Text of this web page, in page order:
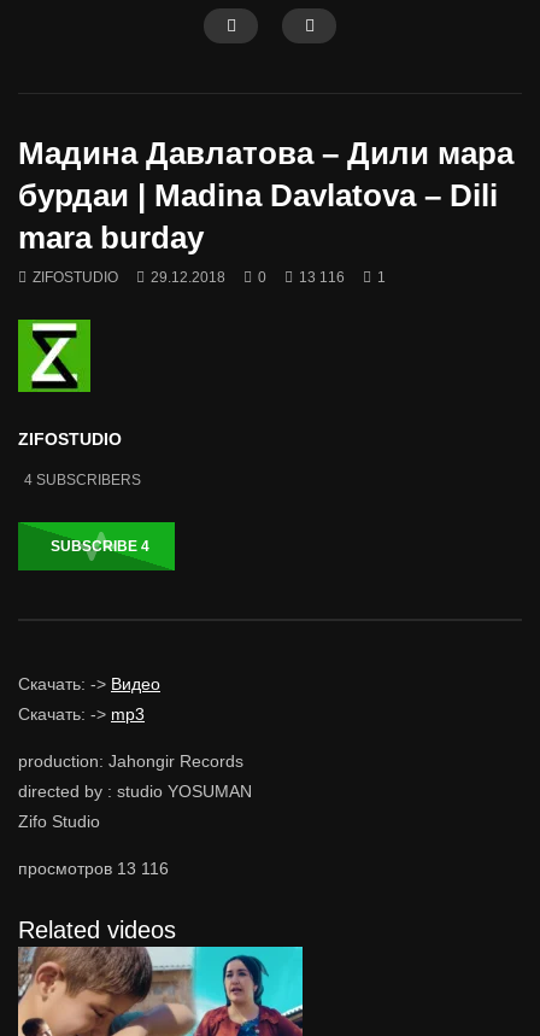
Мадина Давлатова – Дили мара
бурдаи | Madina Davlatova – Dili
mara burday
ZIFOSTUDIO 29.12.2018 0 13 116 1
ZIFOSTUDIO
4 SUBSCRIBERS
SUBSCRIBE 4
Скачать: -> Видео
Скачать: -> mp3
production: Jahongir Records
directed by : studio YOSUMAN
Zifo Studio
просмотров 13 116
Related videos